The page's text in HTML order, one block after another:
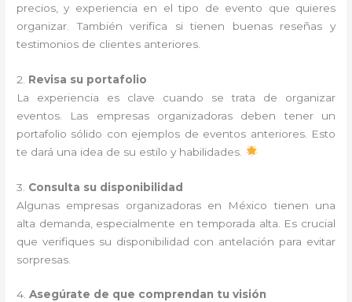
precios, y experiencia en el tipo de evento que quieres
organizar. También verifica si tienen buenas reseñas y
testimonios de clientes anteriores.
2. Revisa su portafolio
La experiencia es clave cuando se trata de organizar
eventos. Las empresas organizadoras deben tener un
portafolio sólido con ejemplos de eventos anteriores. Esto
te dará una idea de su estilo y habilidades.
3. Consulta su disponibilidad
Algunas empresas organizadoras en México tienen una
alta demanda, especialmente en temporada alta. Es crucial
que verifiques su disponibilidad con antelación para evitar
sorpresas.
4.Asegúrate de que comprendan tu visión